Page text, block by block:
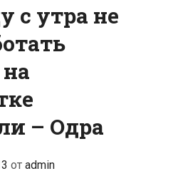
с утра не
– Одра
от admin